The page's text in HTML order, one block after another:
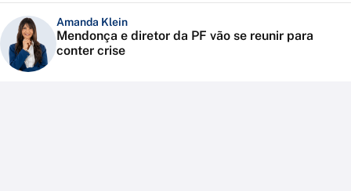
Amanda Klein
Mendonça e diretor da PF vão se reunir para
conter crise